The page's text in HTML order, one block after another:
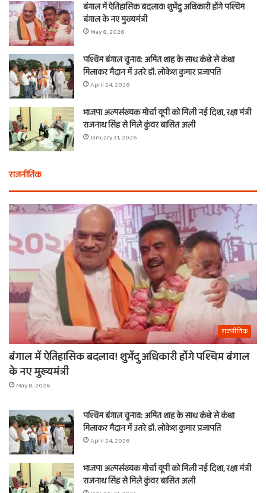
बंगाल में ऐतिहासिक बदलाव! शुभेंदु अधिकारी होंगे पश्चिम
बंगाल के नए मुख्यमंत्री
May 8, 2026
पश्चिम बंगाल चुनाव: अमित शाह के साथ कंधे से कंधा
मिलाकर मैदान में उतरे डॉ. लोकेश कुमार प्रजापति
April 24, 2026
भाजपा अल्पसंख्यक मोर्चा यूपी को मिली नई दिशा, रक्षा मंत्री
राजनाथ सिंह से मिले कुंवर बासित अली
January 31, 2026
राजनीतिक
राजनीतिक
बंगाल में ऐतिहासिक बदलाव! शुभेंदु अधिकारी होंगे पश्चिम बंगाल
के नए मुख्यमंत्री
May 8, 2026
पश्चिम बंगाल चुनाव: अमित शाह के साथ कंधे से कंधा
मिलाकर मैदान में उतरे डॉ. लोकेश कुमार प्रजापति
April 24, 2026
भाजपा अल्पसंख्यक मोर्चा यूपी को मिली नई दिशा, रक्षा मंत्री
राजनाथ सिंह से मिले कुंवर बासित अली